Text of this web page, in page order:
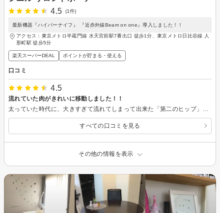
4.5
(1件)
最新機器『ハイパーナイフ』 『近赤外線Beam on one』導入しました！！
アクセス：東京メトロ半蔵門線 水天宮前駅7番出口 徒歩1分、東京メトロ日比谷線 人
形町駅 徒歩5分
楽天スーパーDEAL ポイントが貯まる・使える
口コミ
4.5
流れていた肉がきれいに移動しました！！
すべての口コミを見る
その他の情報を表示